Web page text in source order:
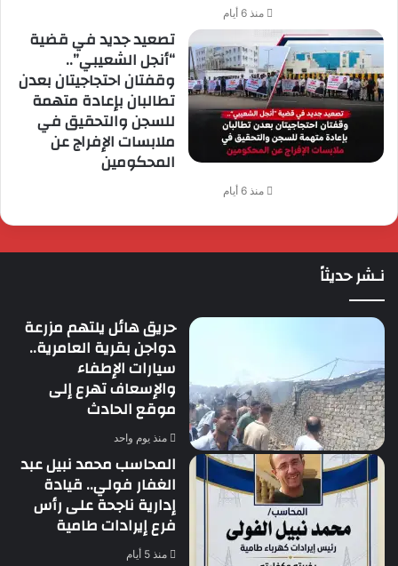
منذ 6 أيام
تصعيد جديد في قضية
“أنجل الشعيبي”..
وقفتان احتجاجيتان بعدن
تطالبان بإعادة متهمة
للسجن والتحقيق في
ملابسات الإفراج عن
المحكومين
منذ 6 أيام
نـشر حديثاً
حريق هائل يلتهم مزرعة
دواجن بقرية العامرية..
سيارات الإطفاء
والإسعاف تهرع إلى
موقع الحادث
منذ يوم واحد
المحاسب محمد نبيل عبد
الغفار فولي.. قيادة
إدارية ناجحة على رأس
فرع إيرادات طامية
منذ 5 أيام